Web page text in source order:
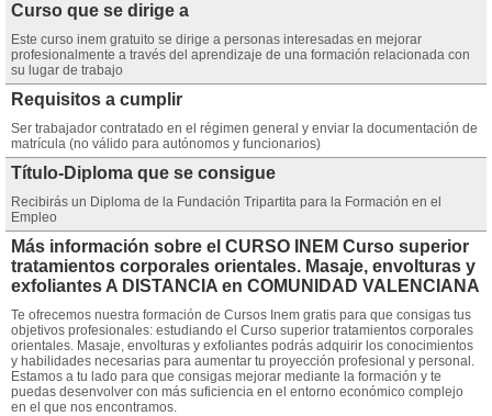
Curso que se dirige a
Este curso inem gratuito se dirige a personas interesadas en mejorar
profesionalmente a través del aprendizaje de una formación relacionada con
su lugar de trabajo
Requisitos a cumplir
Ser trabajador contratado en el régimen general y enviar la documentación de
matrícula (no válido para autónomos y funcionarios)
Título-Diploma que se consigue
Recibirás un Diploma de la Fundación Tripartita para la Formación en el
Empleo
Más información sobre el CURSO INEM Curso superior
tratamientos corporales orientales. Masaje, envolturas y
exfoliantes A DISTANCIA en COMUNIDAD VALENCIANA
Te ofrecemos nuestra formación de Cursos Inem gratis para que consigas tus
objetivos profesionales: estudiando el Curso superior tratamientos corporales
orientales. Masaje, envolturas y exfoliantes podrás adquirir los conocimientos
y habilidades necesarias para aumentar tu proyección profesional y personal.
Estamos a tu lado para que consigas mejorar mediante la formación y te
puedas desenvolver con más suficiencia en el entorno económico complejo
en el que nos encontramos.